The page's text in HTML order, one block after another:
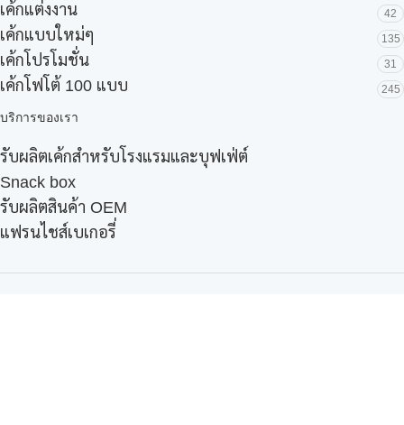
เค้กแต่งงาน 42
เค้กแบบใหม่ๆ 135
เค้กโปรโมชั่น 31
เค้กโฟโต้ 100 แบบ 245
บริการของเรา
รับผลิตเค้กสำหรับโรงแรมและบุฟเฟ่ต์
Snack box
รับผลิตสินค้า OEM
แฟรนไชส์เบเกอรี่